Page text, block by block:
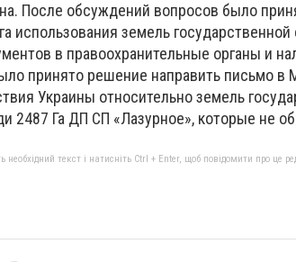
После обсуждений вопросов было
использования земель
в правоохранительные органы и
принято решение направить письмо в
Украины относительно земель
2487 Га ДП СП «Лазурное», которые не
текст і натисніть Ctrl + Enter, щоб повідомити про це